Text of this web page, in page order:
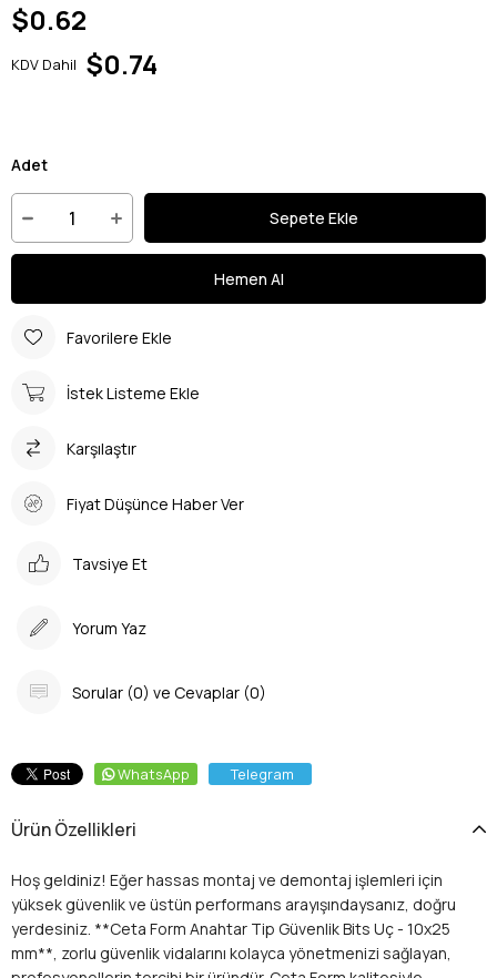
$0.62
KDV Dahil $0.74
Adet
Favorilere Ekle
İstek Listeme Ekle
Karşılaştır
Fiyat Düşünce Haber Ver
Tavsiye Et
Yorum Yaz
Sorular (0) ve Cevaplar (0)
WhatsApp Telegram
Ürün Özellikleri
Hoş geldiniz! Eğer hassas montaj ve demontaj işlemleri için
yüksek güvenlik ve üstün performans arayışındaysanız, doğru
yerdesiniz. **Ceta Form Anahtar Tip Güvenlik Bits Uç - 10x25
mm**, zorlu güvenlik vidalarını kolayca yönetmenizi sağlayan,